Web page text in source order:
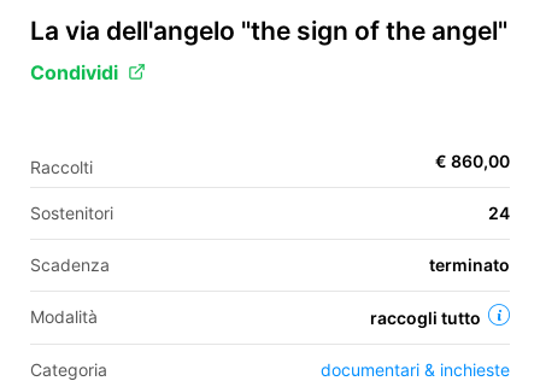
IT
EN
ES
La via dell'angelo "the sign of the angel"
Condividi
Raccolti € 860,00
Sostenitori 24
Scadenza terminato
Modalità raccogli tutto
Categoria documentari & inchieste